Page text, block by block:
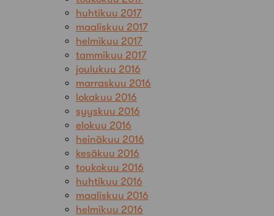
huhtikuu 2017
maaliskuu 2017
helmikuu 2017
tammikuu 2017
joulukuu 2016
marraskuu 2016
lokakuu 2016
syyskuu 2016
elokuu 2016
heinäkuu 2016
kesäkuu 2016
toukokuu 2016
huhtikuu 2016
maaliskuu 2016
helmikuu 2016